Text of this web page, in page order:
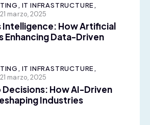
IT INFRASTRUCTURE,
21 marzo, 2025
Intelligence: How Artificial
Enhancing Data-Driven
IT INFRASTRUCTURE,
21 marzo, 2025
Decisions: How AI-Driven
Industries